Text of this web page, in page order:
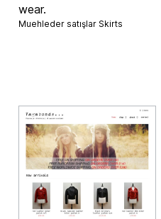
wear.
Muehleder satışlar Skirts